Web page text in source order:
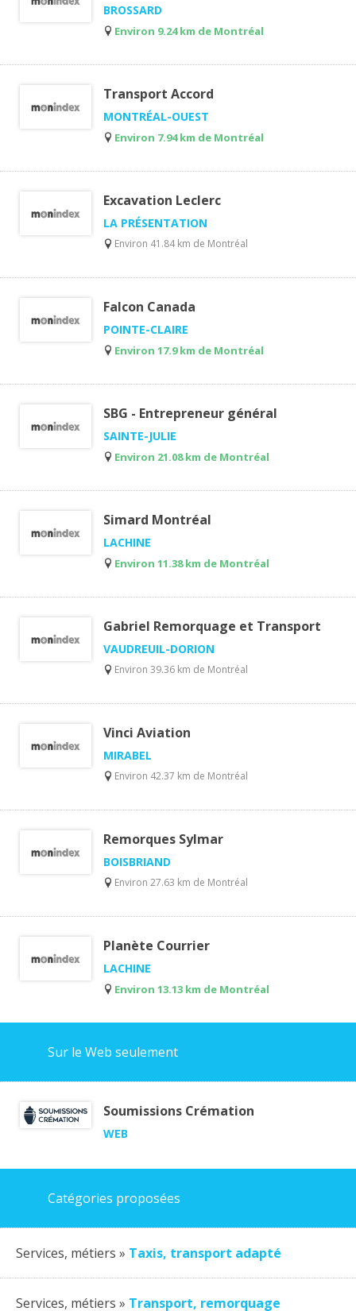
BROSSARD
Environ 9.24 km de Montréal
Transport Accord
MONTRÉAL-OUEST
Environ 7.94 km de Montréal
Excavation Leclerc
LA PRÉSENTATION
Environ 41.84 km de Montréal
Falcon Canada
POINTE-CLAIRE
Environ 17.9 km de Montréal
SBG - Entrepreneur général
SAINTE-JULIE
Environ 21.08 km de Montréal
Simard Montréal
LACHINE
Environ 11.38 km de Montréal
Gabriel Remorquage et Transport
VAUDREUIL-DORION
Environ 39.36 km de Montréal
Vinci Aviation
MIRABEL
Environ 42.37 km de Montréal
Remorques Sylmar
BOISBRIAND
Environ 27.63 km de Montréal
Planète Courrier
LACHINE
Environ 13.13 km de Montréal
Sur le Web seulement
Soumissions Crémation
WEB
Catégories proposées
Services, métiers » Taxis, transport adapté
Services, métiers » Transport, remorquage